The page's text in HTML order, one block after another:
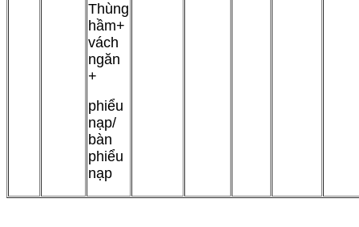
Thùng
hầm+
vách
ngăn
+
phiểu
nạp/
bàn
phiểu
nạp